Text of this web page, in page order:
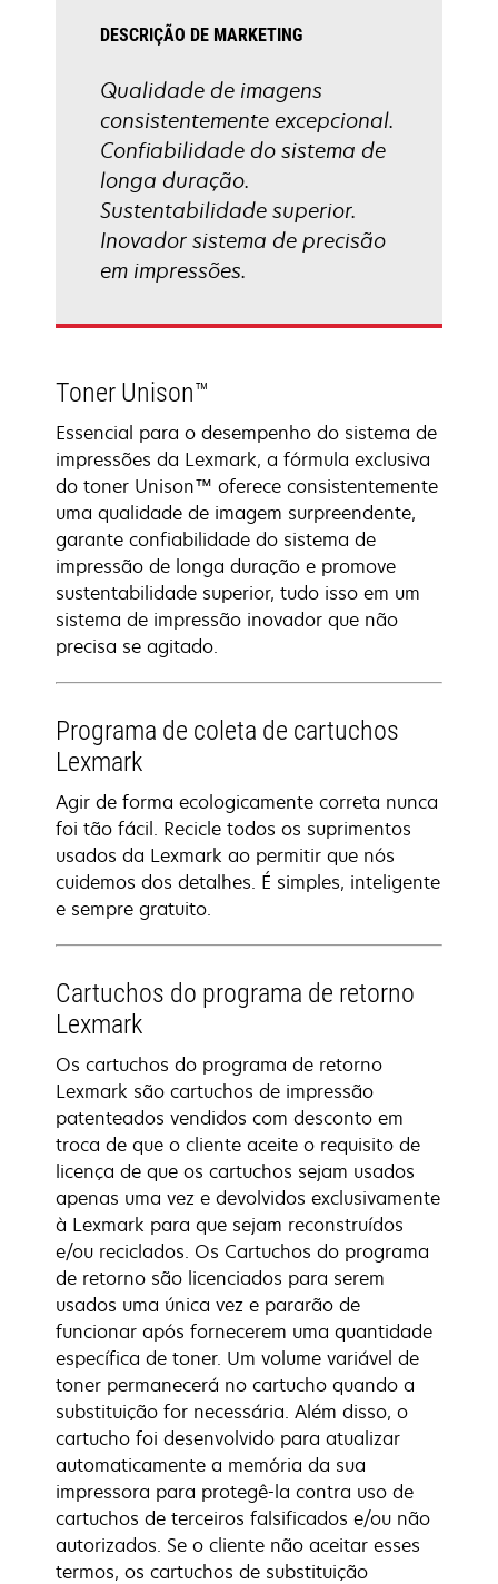
DESCRIÇÃO DE MARKETING
Qualidade de imagens
consistentemente excepcional.
Confiabilidade do sistema de
longa duração.
Sustentabilidade superior.
Inovador sistema de precisão
em impressões.
Toner Unison™
Essencial para o desempenho do sistema de
impressões da Lexmark, a fórmula exclusiva
do toner Unison™ oferece consistentemente
uma qualidade de imagem surpreendente,
garante confiabilidade do sistema de
impressão de longa duração e promove
sustentabilidade superior, tudo isso em um
sistema de impressão inovador que não
precisa se agitado.
Programa de coleta de cartuchos
Lexmark
Agir de forma ecologicamente correta nunca
foi tão fácil. Recicle todos os suprimentos
usados da Lexmark ao permitir que nós
cuidemos dos detalhes. É simples, inteligente
e sempre gratuito.
Cartuchos do programa de retorno
Lexmark
Os cartuchos do programa de retorno
Lexmark são cartuchos de impressão
patenteados vendidos com desconto em
troca de que o cliente aceite o requisito de
licença de que os cartuchos sejam usados
apenas uma vez e devolvidos exclusivamente
à Lexmark para que sejam reconstruídos
e/ou reciclados. Os Cartuchos do programa
de retorno são licenciados para serem
usados uma única vez e pararão de
funcionar após fornecerem uma quantidade
específica de toner. Um volume variável de
toner permanecerá no cartucho quando a
substituição for necessária. Além disso, o
cartucho foi desenvolvido para atualizar
automaticamente a memória da sua
impressora para protegê-la contra uso de
cartuchos de terceiros falsificados e/ou não
autorizados. Se o cliente não aceitar esses
termos, os cartuchos de substituição